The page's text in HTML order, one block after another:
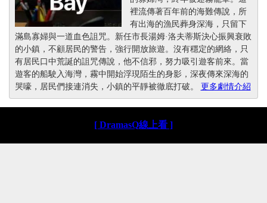
裡流傳著百年前的海難傳說，所
有出海的漁民葬身深海，只留下
滿島寡婦與一道血色詛咒。新任市長湯姆·洛夫蒂斯決心振興衰敗
的小鎮，不顧居民的警告，強行開放旅遊。沒有穩定的網絡，只
有居民口中荒誕的詛咒傳說，他不信邪，努力吸引遊客前來。當
遊客的船駛入海灣，霧中開始浮現陌生的身影，深夜傳來深海的
哭嚎，居民們接連消失，小鎮的平靜被徹底打破。 更多劇情介紹
[ DramasQ線上看 ]